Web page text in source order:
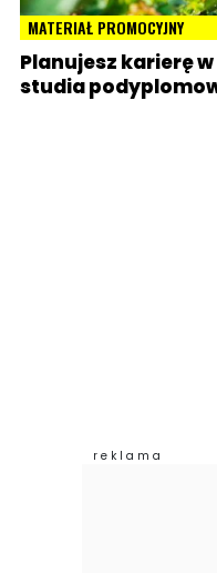
MATERIAŁ PROMOCYJNY
Planujesz karierę
studia